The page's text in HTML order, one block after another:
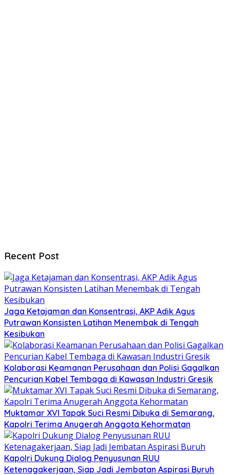
Recent Post
Jaga Ketajaman dan Konsentrasi, AKP Adik Agus
Putrawan Konsisten Latihan Menembak di Tengah
Kesibukan
Kolaborasi Keamanan Perusahaan dan Polisi Gagalkan
Pencurian Kabel Tembaga di Kawasan Industri Gresik
Muktamar XVI Tapak Suci Resmi Dibuka di Semarang,
Kapolri Terima Anugerah Anggota Kehormatan
Kapolri Dukung Dialog Penyusunan RUU
Ketenagakerjaan, Siap Jadi Jembatan Aspirasi Buruh